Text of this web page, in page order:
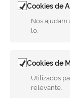
REDES SOCIAIS
Facebook
Twitter
LinkedIn
Todo o
Cookies de
Nos
lo.
Cookies de
Utilizados
relevante.